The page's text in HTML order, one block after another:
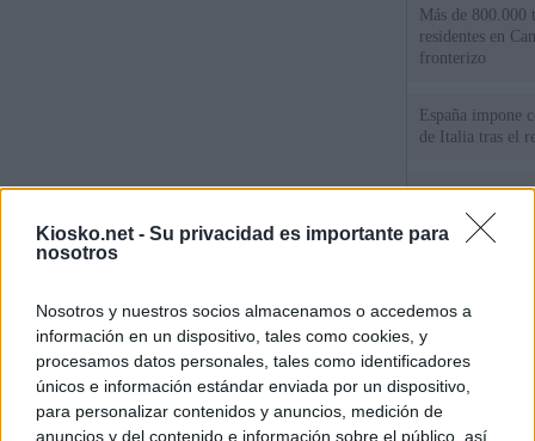
Kiosko.net - Su privacidad es importante para
nosotros
Nosotros y nuestros socios almacenamos o accedemos a
información en un dispositivo, tales como cookies, y
procesamos datos personales, tales como identificadores
únicos e información estándar enviada por un dispositivo,
para personalizar contenidos y anuncios, medición de
anuncios y del contenido e información sobre el público, así
Más de 800.000
residentes en
fronterizo
España impone
de Italia tras el
Qué hay detrás
España por la
algo"
© Kiosko.net Aviso Legal Privacidad y Cookies